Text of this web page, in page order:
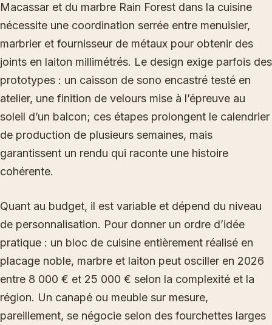
Macassar et du marbre Rain Forest dans la cuisine
nécessite une coordination serrée entre menuisier,
marbrier et fournisseur de métaux pour obtenir des
joints en laiton millimétrés. Le design exige parfois des
prototypes : un caisson de sono encastré testé en
atelier, une finition de velours mise à l’épreuve au
soleil d’un balcon; ces étapes prolongent le calendrier
de production de plusieurs semaines, mais
garantissent un rendu qui raconte une histoire
cohérente.
Quant au budget, il est variable et dépend du niveau
de personnalisation. Pour donner un ordre d’idée
pratique : un bloc de cuisine entièrement réalisé en
placage noble, marbre et laiton peut osciller en 2026
entre 8 000 € et 25 000 € selon la complexité et la
région. Un canapé ou meuble sur mesure,
pareillement, se négocie selon des fourchettes larges